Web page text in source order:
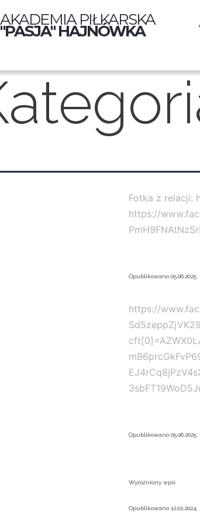
AKADEMIA PIŁKARSKA
"PASJA" HAJNÓWKA
Fotka z relacji:
https://
Opublikowano 05.06.2025
https://
Opublikowano 05.06.2025
Wyróżniony wpis
Opublikowano 12.02.2024